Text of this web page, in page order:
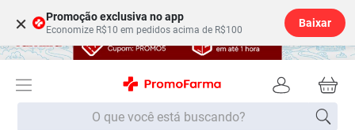
× Promoção exclusiva no app
Economize R$10 em pedidos acima de R$100
Baixar
O que você está buscando?